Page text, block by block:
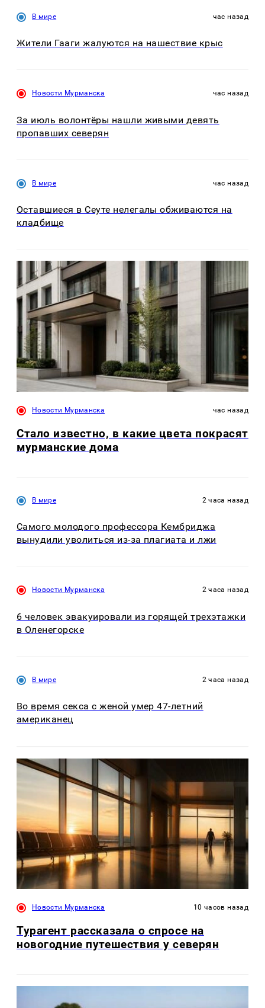
В мире час назад
Жители Гааги жалуются на нашествие крыс
Новости Мурманска час назад
За июль волонтёры нашли живыми девять
пропавших северян
В мире час назад
Оставшиеся в Сеуте нелегалы обживаются на
кладбище
Новости Мурманска час назад
Стало известно, в какие цвета покрасят
мурманские дома
В мире 2 часа назад
Самого молодого профессора Кембриджа
вынудили уволиться из-за плагиата и лжи
Новости Мурманска 2 часа назад
6 человек эвакуировали из горящей трехэтажки
в Оленегорске
В мире 2 часа назад
Во время секса с женой умер 47-летний
американец
Новости Мурманска 10 часов назад
Турагент рассказала о спросе на
новогодние путешествия у северян